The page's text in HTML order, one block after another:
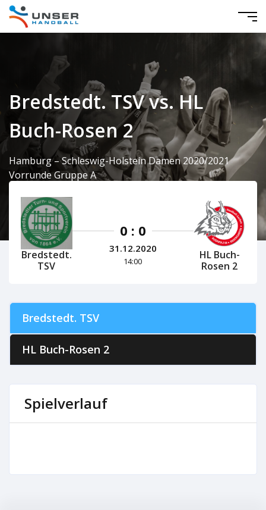
Bredstedt. TSV vs. HL
Buch-Rosen 2
Hamburg – Schleswig-Holstein Damen 2020/2021
Vorrunde Gruppe A
Bredstedt.
TSV
0 : 0
31.12.2020
14:00
HL Buch-
Rosen 2
Bredstedt. TSV
HL Buch-Rosen 2
Spielverlauf